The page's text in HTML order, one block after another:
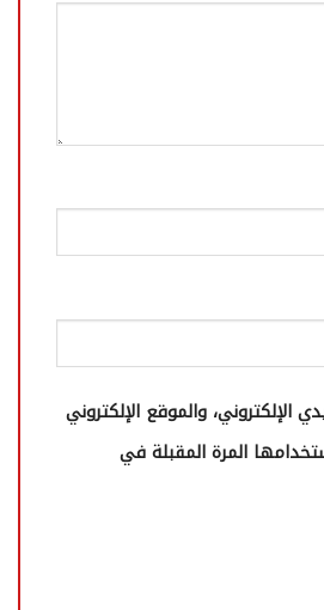
الإلكتروني، والموقع الإلكتروني
المرة المقبلة في